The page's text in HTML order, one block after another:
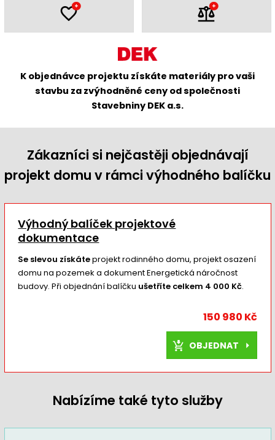
+ +
K objednávce projektu získáte materiály pro vaši
stavbu za zvýhodněné ceny od společnosti
Stavebniny DEK a.s.
Zákazníci si nejčastěji objednávají
projekt domu v rámci výhodného balíčku
Výhodný balíček projektové
dokumentace
Se slevou získáteprojekt rodinného domu, projekt osazení
domu na pozemek a dokument Energetická náročnost
budovy. Při objednání balíčku ušetříte celkem 4 000 Kč.
150 980 Kč
OBJEDNAT
Nabízíme také tyto služby